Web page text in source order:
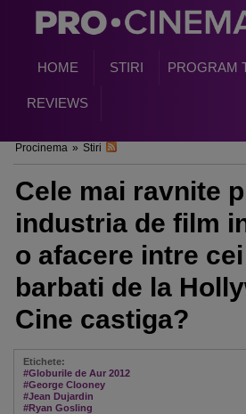
HOME STIRI PROGRAM
REVIEWS
Procinema » Stiri
Cele mai ravnite
industria de film
o afacere intre
barbati de la
Cine castiga?
Etichete:
#Globurile de Aur 2012
#George Clooney
#Jean Dujardin
#Ryan Gosling